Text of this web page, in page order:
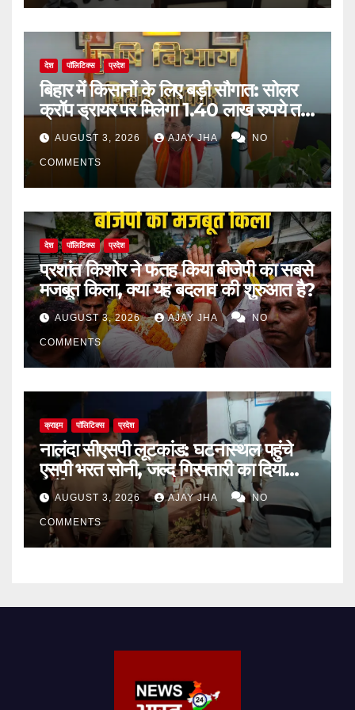
देश पॉलिटिक्स प्रदेश
बिहार में किसानों के लिए बड़ी सौगात: सोलर
क्रॉप ड्रायर पर मिलेगा 1.40 लाख रुपये तक
का अनुदान
AUGUST 3, 2026 AJAY JHA NO
COMMENTS
देश पॉलिटिक्स प्रदेश
प्रशांत किशोर ने फतह किया बीजेपी का सबसे
मजबूत किला, क्या यह बदलाव की शुरुआत है?
AUGUST 3, 2026 AJAY JHA NO
COMMENTS
क्राइम पॉलिटिक्स प्रदेश
नालंदा सीएसपी लूटकांड: घटनास्थल पहुंचे
एसपी भरत सोनी, जल्द गिरफ्तारी का दिया
निर्देश
AUGUST 3, 2026 AJAY JHA NO
COMMENTS